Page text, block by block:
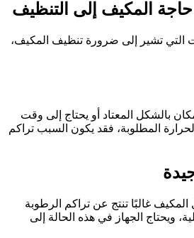
المكيف إلى التنظيف
التي تشير إلى ضرورة تنظيف المكيف،
بالشكل المعتاد أو يحتاج إلى وقت
المطلوبة، فقد يكون السبب تراكم
المكيف غالبًا تنتج عن تراكم الرطوبة
ويحتاج الجهاز في هذه الحالة إلى